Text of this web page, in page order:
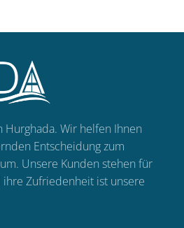
Wir helfen Ihnen
Entscheidung zum
Unsere Kunden stehen für
ihre Zufriedenheit ist unsere